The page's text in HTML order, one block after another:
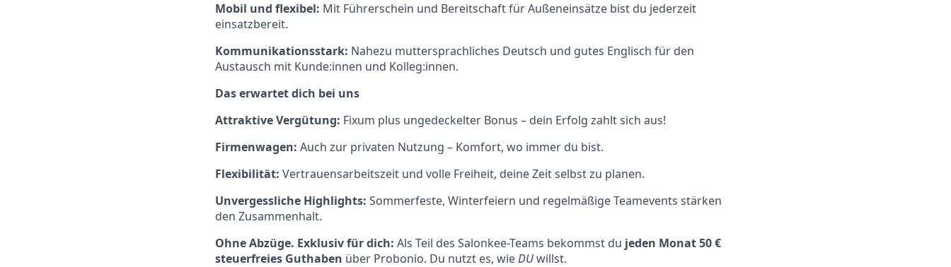
Mobil und flexibel: Mit Führerschein und Bereitschaft für Außeneinsätze bist du jederzeit
einsatzbereit.
Kommunikationsstark: Nahezu muttersprachliches Deutsch und gutes Englisch für den
Austausch mit Kunde:innen und Kolleg:innen.
Das erwartet dich bei uns
Attraktive Vergütung: Fixum plus ungedeckelter Bonus – dein Erfolg zahlt sich aus!
Firmenwagen: Auch zur privaten Nutzung – Komfort, wo immer du bist.
Flexibilität: Vertrauensarbeitszeit und volle Freiheit, deine Zeit selbst zu planen.
Unvergessliche Highlights: Sommerfeste, Winterfeiern und regelmäßige Teamevents stärken
den Zusammenhalt.
Ohne Abzüge. Exklusiv für dich: Als Teil des Salonkee-Teams bekommst du jeden Monat 50 €
steuerfreies Guthaben über Probonio. Du nutzt es, wieDUwillst.